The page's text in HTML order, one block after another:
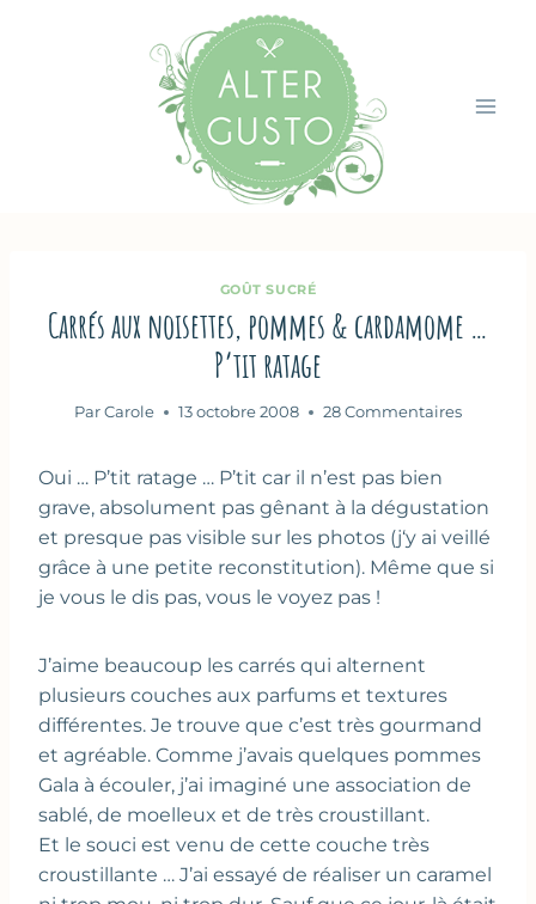
GOÛT SUCRÉ
Carrés aux noisettes, pommes & cardamome …
P’tit ratage
Par Carole 13 octobre 2008 28 Commentaires
Oui … P’tit ratage … P’tit car il n’est pas bien
grave, absolument pas gênant à la dégustation
et presque pas visible sur les photos (j‘y ai veillé
grâce à une petite reconstitution). Même que si
je vous le dis pas, vous le voyez pas !
J’aime beaucoup les carrés qui alternent
plusieurs couches aux parfums et textures
différentes. Je trouve que c’est très gourmand
et agréable. Comme j’avais quelques pommes
Gala à écouler, j’ai imaginé une association de
sablé, de moelleux et de très croustillant.
Et le souci est venu de cette couche très
croustillante … J’ai essayé de réaliser un caramel